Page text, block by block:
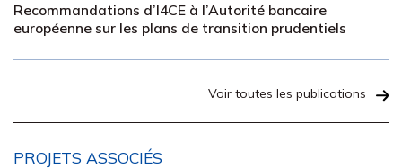
Recommandations d’I4CE à l’Autorité bancaire
européenne sur les plans de transition prudentiels
Voir toutes les publications
PROJETS ASSOCIÉS